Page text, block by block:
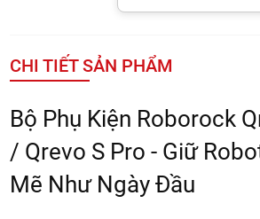
CHI TIẾT SẢN PHẨM
Bộ Phụ Kiện Roborock
/ Qrevo S Pro - Giữ
Mẽ Như Ngày Đầu